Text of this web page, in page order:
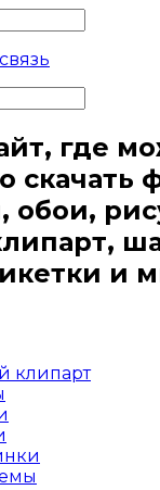
где
скачать
обои,
и
клипарт